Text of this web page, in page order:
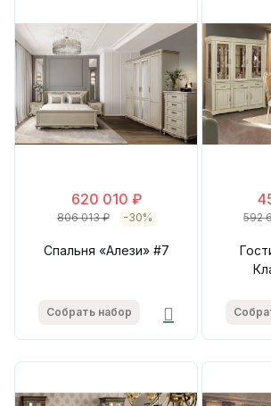
620 010 ₽
806 013 ₽ -30%
Спальня «Алези» #7
Собрать набор
592